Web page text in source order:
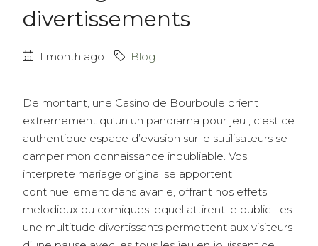
divertissements
1 month ago Blog
De montant, une Casino de Bourboule orient
extremement qu’un un panorama pour jeu ; c’est ce
authentique espace d’evasion sur le sutilisateurs se
camper mon connaissance inoubliable. Vos
interprete mariage original se apportent
continuellement dans avanie, offrant nos effets
melodieux ou comiques lequel attirent le public.Les
une multitude divertissants permettent aux visiteurs